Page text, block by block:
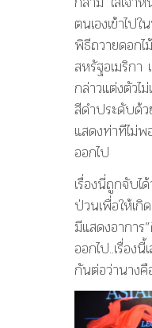
ตนเองเข้าไป
พิธีถวายดอกไ
สหรัฐอเมริก
กล่าวแต่งตัวไ
สีดำประดับด้
แสดงท่าทีไม่พ
ออกไป
เรื่องนี่ถูกจับไ
ป่วนเพื่อให้เ
มีแสดงอาการ
ออกไป..เรื่อง
กันต่อว่านาง